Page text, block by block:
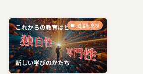
通信制高校